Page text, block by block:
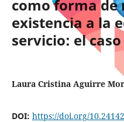
como forma de
existencia a la
servicio: el
Laura Cristina Aguirre
DOI: https://doi.org/